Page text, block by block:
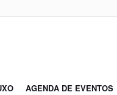
AGENDA DE EVENTOS